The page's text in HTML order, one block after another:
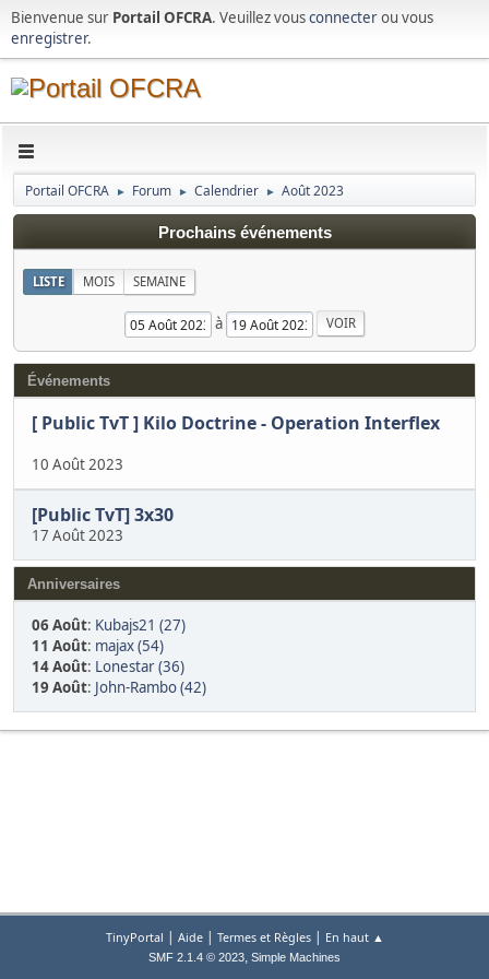
Bienvenue sur Portail OFCRA. Veuillez vousconnecterou vous
enregistrer.
Portail OFCRA ► Forum ► Calendrier ► Août 2023
Prochains événements
LISTE MOIS SEMAINE
à
Événements
[ Public TvT ] Kilo Doctrine - Operation Interflex
10 Août 2023
[Public TvT] 3x30
17 Août 2023
Anniversaires
06 Août: Kubajs21 (27)
11 Août: majax (54)
14 Août: Lonestar (36)
19 Août: John-Rambo (42)
TinyPortal | Aide| Termes et Règles| En haut ▲
SMF 2.1.4 © 2023, Simple Machines